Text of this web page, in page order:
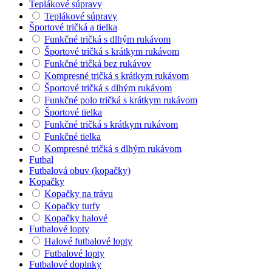
Teplákové súpravy
Teplákové súpravy
Športové tričká a tielka
Funkčné tričká s dlhým rukávom
Športové tričká s krátkym rukávom
Funkčné tričká bez rukávov
Kompresné tričká s krátkym rukávom
Športové tričká s dlhým rukávom
Funkčné polo tričká s krátkym rukávom
Športové tielka
Funkčné tričká s krátkym rukávom
Funkčné tielka
Kompresné tričká s dlhým rukávom
Futbal
Futbalová obuv (kopačky)
Kopačky
Kopačky na trávu
Kopačky turfy
Kopačky halové
Futbalové lopty
Halové futbalové lopty
Futbalové lopty
Futbalové doplnky